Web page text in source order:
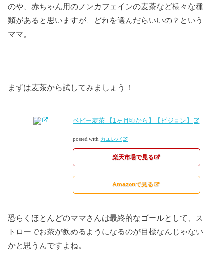
のや、赤ちゃん用のノンカフェインの麦茶など様々な種
類があると思いますが、どれを選んだらいいの？という
ママ。
まずは麦茶から試してみましょう！
ベビー麦茶 【1ヶ月頃から】【ピジョン】
posted with カエレバ
楽天市場で見る
Amazonで見る
恐らくほとんどのママさんは最終的なゴールとして、ス
トローでお茶が飲めるようになるのが目標なんじゃない
かと思うんですよね。